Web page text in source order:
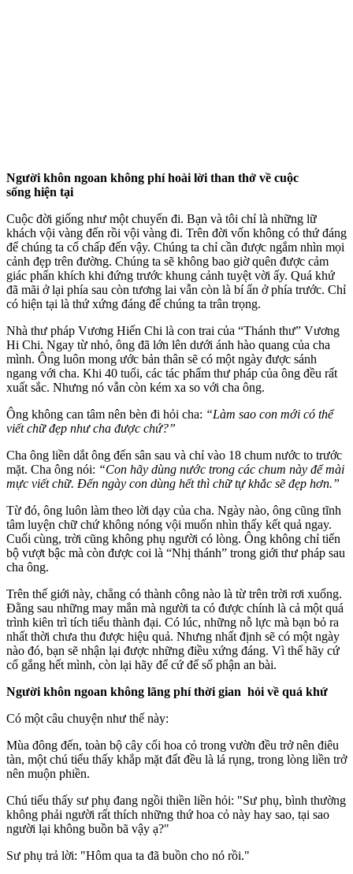
Người khôn ngoan không phí hoài lời than thở về cuộc
sống hiện tại
Cuộc đời giống như một chuyến đi. Bạn và tôi chỉ là những lữ
khách vội vàng đến rồi vội vàng đi. Trên đời vốn không có thứ đáng
để chúng ta cố chấp đến vậy. Chúng ta chỉ cần được ngắm nhìn mọi
cảnh đẹp trên đường. Chúng ta sẽ không bao giờ quên được cảm
giác phấn khích khi đứng trước khung cảnh tuyệt vời ấy. Quá khứ
đã mãi ở lại phía sau còn tương lai vẫn còn là bí ẩn ở phía trước. Chỉ
có hiện tại là thứ xứng đáng để chúng ta trân trọng.
Nhà thư pháp Vương Hiến Chi là con trai của “Thánh thư” Vương
Hi Chi. Ngay từ nhỏ, ông đã lớn lên dưới ánh hào quang của cha
mình. Ông luôn mong ước bản thân sẽ có một ngày được sánh
ngang với cha. Khi 40 tuổi, các tác phẩm thư pháp của ông đều rất
xuất sắc. Nhưng nó vẫn còn kém xa so với cha ông.
Ông không can tâm nên bèn đi hỏi cha: “Làm sao con mới có thể
viết chữ đẹp như cha được chứ?”
Cha ông liền dắt ông đến sân sau và chỉ vào 18 chum nước to trước
mặt. Cha ông nói: “Con hãy dùng nước trong các chum này để mài
mực viết chữ. Đến ngày con dùng hết thì chữ tự khắc sẽ đẹp hơn.”
Từ đó, ông luôn làm theo lời dạy của cha. Ngày nào, ông cũng tĩnh
tâm luyện chữ chứ không nóng vội muốn nhìn thấy kết quả ngay.
Cuối cùng, trời cũng không phụ người có lòng. Ông không chỉ tiến
bộ vượt bậc mà còn được coi là “Nhị thánh” trong giới thư pháp sau
cha ông.
Trên thế giới này, chẳng có thành công nào là từ trên trời rơi xuống.
Đằng sau những may mắn mà người ta có được chính là cả một quá
trình kiên trì tích tiểu thành đại. Có lúc, những nỗ lực mà bạn bỏ ra
nhất thời chưa thu được hiệu quả. Nhưng nhất định sẽ có một ngày
nào đó, bạn sẽ nhận lại được những điều xứng đáng. Vì thế hãy cứ
cố gắng hết mình, còn lại hãy để cứ để số phận an bài.
Người khôn ngoan không lãng phí thời gian hỏi về quá khứ
Có một câu chuyện như thế này:
Mùa đông đến, toàn bộ cây cối hoa cỏ trong vườn đều trở nên điêu
tàn, một chú tiểu thấy khắp mặt đất đều là lá rụng, trong lòng liền trở
nên muộn phiền.
Chú tiểu thấy sư phụ đang ngồi thiền liền hỏi: "Sư phụ, bình thường
không phải người rất thích những thứ hoa cỏ này hay sao, tại sao
người lại không buồn bã vậy ạ?"
Sư phụ trả lời: "Hôm qua ta đã buồn cho nó rồi."